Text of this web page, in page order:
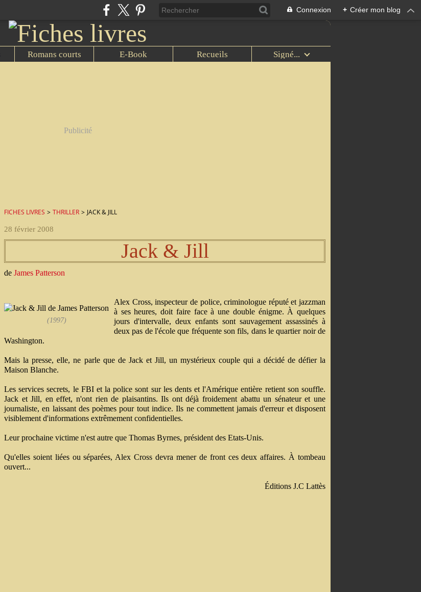
Connexion + Créer mon blog
Romans courts E-Book Recueils Signé...
Publicité
FICHES LIVRES > THRILLER > JACK & JILL
28 février 2008
Jack & Jill
de James Patterson
(1997)
Alex Cross, inspecteur de police, criminologue réputé et jazzman
à ses heures, doit faire face à une double énigme. À quelques
jours d'intervalle, deux enfants sont sauvagement assassinés à
deux pas de l'école que fréquente son fils, dans le quartier noir de
Washington.
Mais la presse, elle, ne parle que de Jack et Jill, un mystérieux couple qui a décidé de défier la
Maison Blanche.
Les services secrets, le FBI et la police sont sur les dents et l'Amérique entière retient son souffle.
Jack et Jill, en effet, n'ont rien de plaisantins. Ils ont déjà froidement abattu un sénateur et une
journaliste, en laissant des poèmes pour tout indice. Ils ne commettent jamais d'erreur et disposent
visiblement d'informations extrêmement confidentielles.
Leur prochaine victime n'est autre que Thomas Byrnes, président des Etats-Unis.
Qu'elles soient liées ou séparées, Alex Cross devra mener de front ces deux affaires. À tombeau
ouvert...
Éditions J.C Lattès